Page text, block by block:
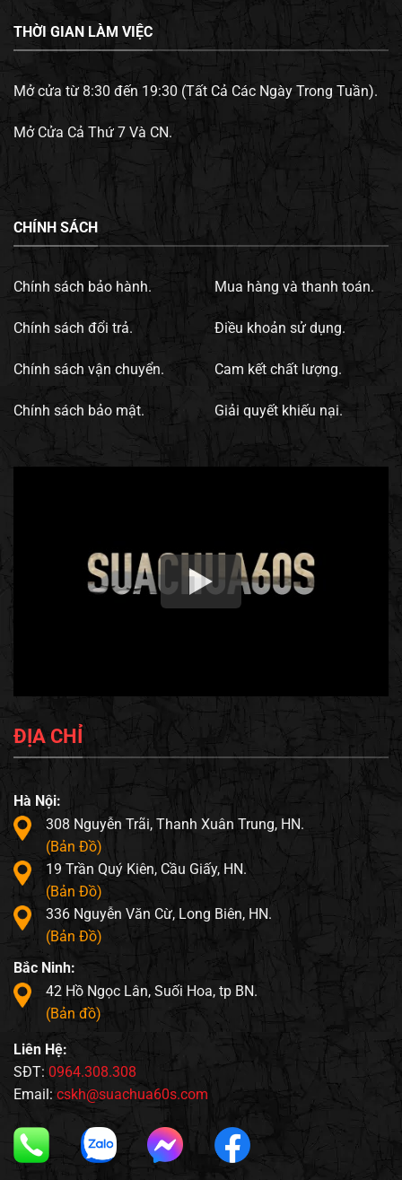
THỜI GIAN LÀM VIỆC
Mở cửa từ 8:30 đến 19:30 (Tất Cả Các Ngày Trong Tuần).
Mở Cửa Cả Thứ 7 Và CN.
CHÍNH SÁCH
Chính sách bảo hành.
Chính sách đổi trả.
Chính sách vận chuyển.
Chính sách bảo mật.
Mua hàng và thanh toán.
Điều khoản sử dụng.
Cam kết chất lượng.
Giải quyết khiếu nại.
ĐỊA CHỈ
Hà Nội:
308 Nguyễn Trãi, Thanh Xuân Trung, HN.
(Bản Đồ)
19 Trần Quý Kiên, Cầu Giấy, HN.
(Bản Đồ)
336 Nguyễn Văn Cừ, Long Biên, HN.
(Bản Đồ)
Bắc Ninh:
42 Hồ Ngọc Lân, Suối Hoa, tp BN.
(Bản đồ)
Liên Hệ:
SĐT: 0964.308.308
Email: cskh@suachua60s.com